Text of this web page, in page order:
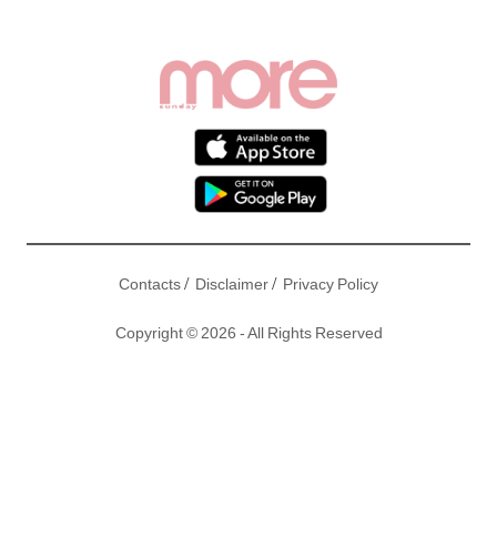
Contacts/ Disclaimer/ Privacy Policy
Copyright © 2026 - All Rights Reserved